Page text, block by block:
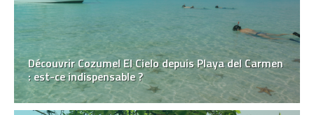
Découvrir Cozumel El Cielo depuis Playa del Carmen
: est-ce indispensable ?